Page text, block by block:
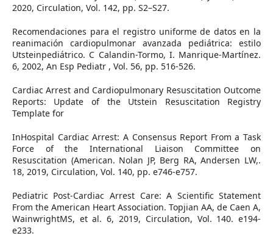
2020, Circulation, Vol. 142, pp. S2–S27.
Recomendaciones para el registro uniforme de datos en la
reanimación cardiopulmonar avanzada pediátrica: estilo
Utsteinpediátrico. C Calandin-Tormo, I. Manrique-Martínez.
6, 2002, An Esp Pediatr , Vol. 56, pp. 516-526.
Cardiac Arrest and Cardiopulmonary Resuscitation Outcome
Reports: Update of the Utstein Resuscitation Registry
Template for
InHospital Cardiac Arrest: A Consensus Report From a Task
Force of the International Liaison Committee on
Resuscitation (American. Nolan JP, Berg RA, Andersen LW,.
18, 2019, Circulation, Vol. 140, pp. e746-e757.
Pediatric Post-Cardiac Arrest Care: A Scientific Statement
From the American Heart Association. Topjian AA, de Caen A,
WainwrightMS, et al. 6, 2019, Circulation, Vol. 140. e194-
e233.